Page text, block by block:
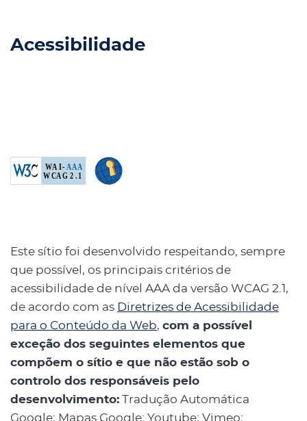
Acessibilidade
Este sítio foi desenvolvido respeitando, sempre
que possível, os principais critérios de
acessibilidade de nível AAA da versão WCAG 2.1,
de acordo com as Diretrizes de Acessibilidade
para o Conteúdo da Web, com a possível
exceção dos seguintes elementos que
compõem o sítio e que não estão sob o
controlo dos responsáveis pelo
desenvolvimento: Tradução Automática
Google; Mapas Google; Youtube; Vimeo;